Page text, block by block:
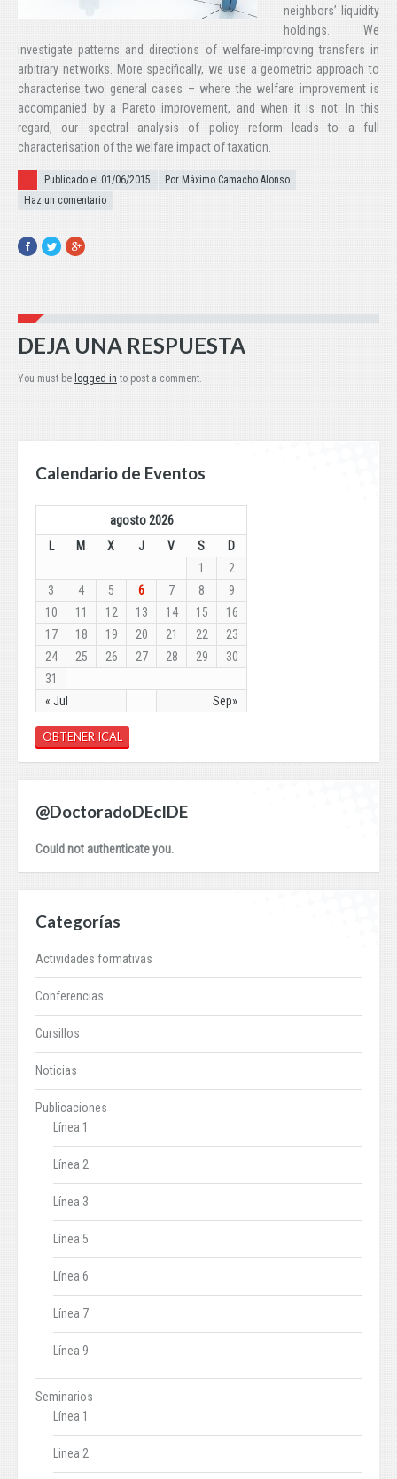
neighbors’ liquidity
holdings. We
investigate patterns and directions of welfare-improving transfers in
arbitrary networks. More specifically, we use a geometric approach to
characterise two general cases – where the welfare improvement is
accompanied by a Pareto improvement, and when it is not. In this
regard, our spectral analysis of policy reform leads to a full
characterisation of the welfare impact of taxation.
Publicado el
Publicado el 01/06/2015
Por Máximo Camacho Alonso
Haz un comentario
Facebook
TwitterGoogle+
DEJA UNA RESPUESTA
You must be logged in to post a comment.
Calendario de Eventos
agosto 2026
L
M X J V S D
« Jul Sep»
1
2
3
4 5 6 7 8
9
10
11 12 13 14 15
16
17
18 19 20 21 22
23
24
25 26 27 28 29
30
31
OBTENER ICAL
@DoctoradoDEcIDE
Could not authenticate you.
Categorías
Actividades formativas
Conferencias
Cursillos
Noticias
Publicaciones
Línea 1
Línea 2
Línea 3
Línea 5
Línea 6
Línea 7
Línea 9
Seminarios
Línea 1
Linea 2